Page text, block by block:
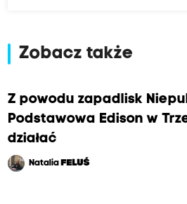
Zobacz także
Z powodu zapadlisk
Podstawowa Edison w
działać
Natalia FELUŚ